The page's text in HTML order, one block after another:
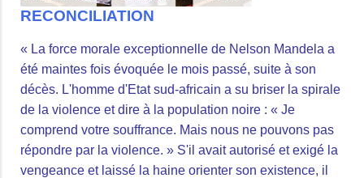
RECONCILIATION
« La force morale exceptionnelle de Nelson Mandela a
été maintes fois évoquée le mois passé, suite à son
décès. L'homme d'Etat sud-africain a su briser la spirale
de la violence et dire à la population noire : « Je
comprend votre souffrance. Mais nous ne pouvons pas
répondre par la violence. » S'il avait autorisé et exigé la
vengeance et laissé la haine orienter son existence, il